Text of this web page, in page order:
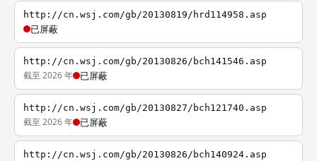
http://cn.wsj.com/gb/20130819/hrd114958.asp
已屏蔽
http://cn.wsj.com/gb/20130826/bch141546.asp
截至 2026 年 已屏蔽
http://cn.wsj.com/gb/20130827/bch121740.asp
截至 2026 年 已屏蔽
http://cn.wsj.com/gb/20130826/bch140924.asp